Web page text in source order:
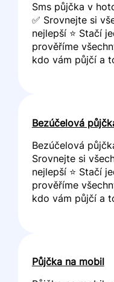
Sms půjčka v
✅ Srovnejte si
nejlepší ⭐ Stačí
prověříme
kdo vám půjčí a
Bezúčelová
Bezúčelová
Srovnejte si
nejlepší ⭐ Stačí
prověříme
kdo vám půjčí a
Půjčka na mobil